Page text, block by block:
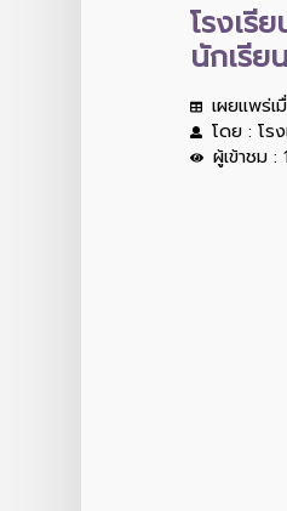
โรงเรี
นักเรีย
เผยแพร่
โดย : โร
ผู้เข้าชม :